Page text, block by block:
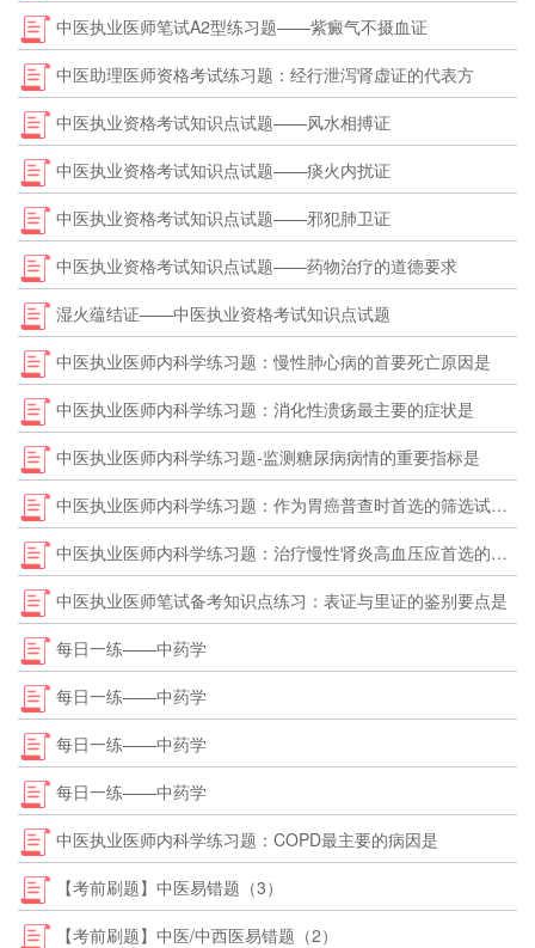
中医执业医师笔试A2型练习题——紫癜气不摄血证
中医助理医师资格考试练习题：经行泄泻肾虚证的代表方
中医执业资格考试知识点试题——风水相搏证
中医执业资格考试知识点试题——痰火内扰证
中医执业资格考试知识点试题——邪犯肺卫证
中医执业资格考试知识点试题——药物治疗的道德要求
湿火蕴结证——中医执业资格考试知识点试题
中医执业医师内科学练习题：慢性肺心病的首要死亡原因是
中医执业医师内科学练习题：消化性溃疡最主要的症状是
中医执业医师内科学练习题-监测糖尿病病情的重要指标是
中医执业医师内科学练习题：作为胃癌普查时首选的筛选试验是
中医执业医师内科学练习题：治疗慢性肾炎高血压应首选的降压药是
中医执业医师笔试备考知识点练习：表证与里证的鉴别要点是
每日一练——中药学
每日一练——中药学
每日一练——中药学
每日一练——中药学
中医执业医师内科学练习题：COPD最主要的病因是
【考前刷题】中医易错题（3）
【考前刷题】中医/中西医易错题（2）